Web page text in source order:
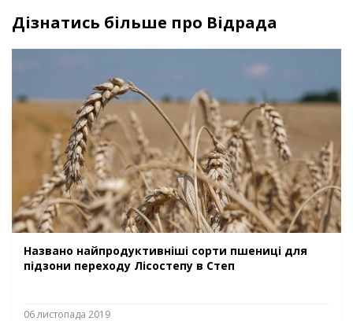
Дізнатись більше про Відрада
Названо найпродуктивніші сорти пшениці для
підзони переходу Лісостепу в Степ
06 листопада 2019